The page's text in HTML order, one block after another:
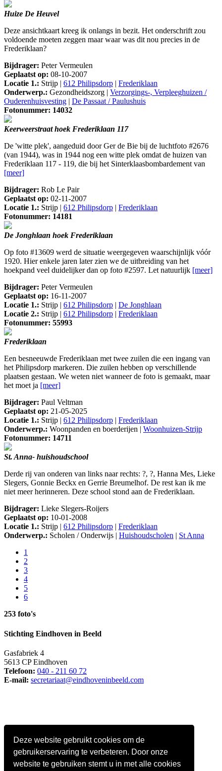
Deze website gebruikt cookies om de
gebruikerservaring te verbeteren. Door onze
website te gebruiken stemt u in met alle cookies
Huize De Heuvel
Deze ansichtkaart kreeg ik onlangs in bezit. Het onderschrift zou
voldoende moeten zeggen maar waar was dit nou precies in de
Frederiklaan?
Bijdrager: Peter Vermeulen
Geplaatst op: 08-10-2007
Locatie 1.: Strijp | 612 Philipsdorp | Frederiklaan
Onderwerp.: Gezondheidszorg | Verzorgings-, Verpleeghuizen /
Ouderenhuisvesting | De Passaat / Paulushuis
Fotonummer: 14032
Keerweerstraat hoek Frederiklaan 117
De 'witte plek', aangeduid door Ger de Bie bij de luchtfoto #2676
(van 1944), was in 1944 nog een witte plek omdat de huizen van
Frederiklaan 117 - 119, die bij het Sinterklaasbombardement van
[meer]
Bijdrager: Rob Le Pair
Geplaatst op: 02-11-2007
Locatie 1.: Strijp | 612 Philipsdorp | Frederiklaan
Fotonummer: 14181
De Jonghlaan hoek Frederiklaan
Op foto #13609 werd de situatie weergegeven waarschijnlijk vóór
1920. Hier enkele jaren later zien we de uitbreiding van het
hoekpand veel duidelijker dan op foto #2597. Let natuurlijk [meer]
Bijdrager: Peter Vermeulen
Geplaatst op: 16-11-2007
Locatie 1.: Strijp | 612 Philipsdorp | De Jonghlaan
Locatie 2.: Strijp | 612 Philipsdorp | Frederiklaan
Fotonummer: 55993
Frederiklaan
Een besneeuwde Frederiklaan met twee zuilen die een ingang van
het Philipsdorp markeren. Die zuilen hebben op verschillende
plaatsen gestaan. We weten niet wanneer de foto is gemaakt, maar
het moet ja [meer]
Bijdrager: Paul Veltman
Geplaatst op: 21-05-2025
Locatie 1.: Strijp | 612 Philipsdorp | Frederiklaan
Onderwerp.: Woonpanden en boerderijen | Woonhuizen-Strijp
Fotonummer: 14711
St. Anna- huishoudschool
Derde rij van onderen van links naar rechts: ?, ?, Hanna Mes, Lieke
Slegers, Gonnie Beckx en Gerrie Breumelhof. De rest kan ik me
niet meer herinneren. Deze school stond aan de Frederiklaan.
Bijdrager: Lieke Slegers-Roijers
Geplaatst op: 10-01-2008
Locatie 1.: Strijp | 612 Philipsdorp | Frederiklaan
Onderwerp.: Scholen / Onderwijs | Huishoudscholen | St Anna
1
2
3
4
5
6
253 foto's
Stichting Eindhoven in Beeld
Gasfabriek 4
5613 CP Eindhoven
Telefoon: 040 - 211 60 72
E-mail: secretariaat@eindhoveninbeeld.com